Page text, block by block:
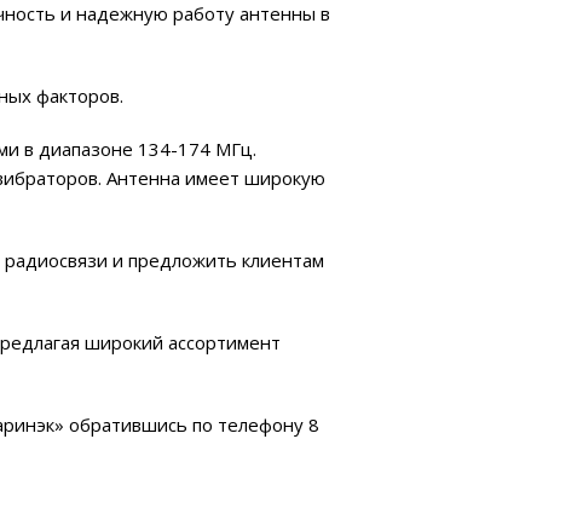
и надежную работу антенны в
факторов.
в диапазоне 134-174 МГц.
Антенна имеет широкую
и предложить клиентам
широкий ассортимент
обратившись по телефону 8